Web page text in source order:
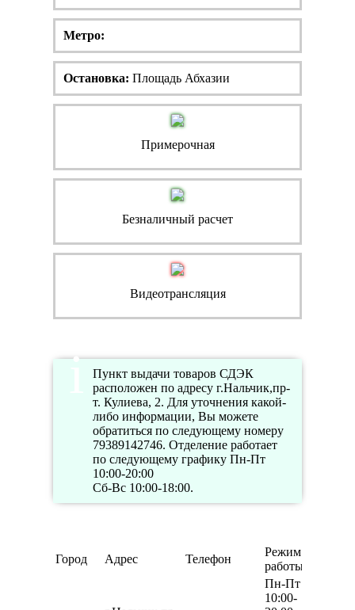
Метро:
Остановка: Площадь Абхазии
Примерочная
Безналичный расчет
Видеотрансляция
Пункт выдачи товаров СДЭК
расположен по адресу г.Нальчик,пр-
т. Кулиева, 2. Для уточнения какой-
либо информации, Вы можете
обратиться по следующему номеру
79389142746. Отделение работает
по следующему графику Пн-Пт
10:00-20:00
Сб-Вс 10:00-18:00.
Город Адрес Телефон
Режим
работы
Пн-Пт
10:00-